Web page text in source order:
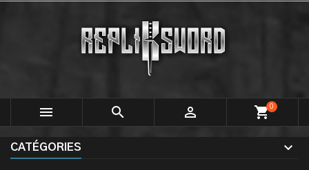
   shopping_cart0
CATÉGORIES